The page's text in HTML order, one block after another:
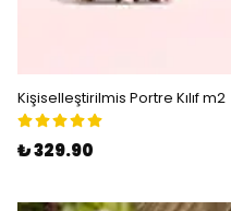
Kişiselleştirilmis Portre Kılıf m2
₺ 329.90